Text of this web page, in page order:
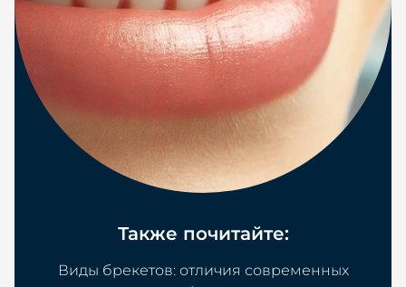
Также почитайте:
Виды брекетов: отличия современных